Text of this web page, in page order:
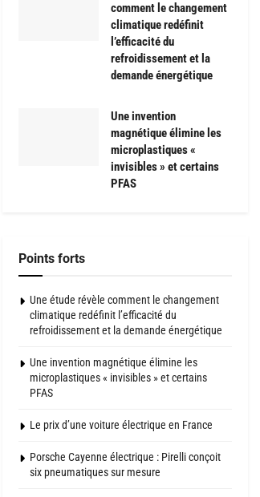
comment le changement
climatique redéfinit
l’efficacité du
refroidissement et la
demande énergétique
Une invention
magnétique élimine les
microplastiques «
invisibles » et certains
PFAS
Points forts
Une étude révèle comment le changement
climatique redéfinit l’efficacité du
refroidissement et la demande énergétique
Une invention magnétique élimine les
microplastiques « invisibles » et certains
PFAS
Le prix d’une voiture électrique en France
Porsche Cayenne électrique : Pirelli conçoit
six pneumatiques sur mesure